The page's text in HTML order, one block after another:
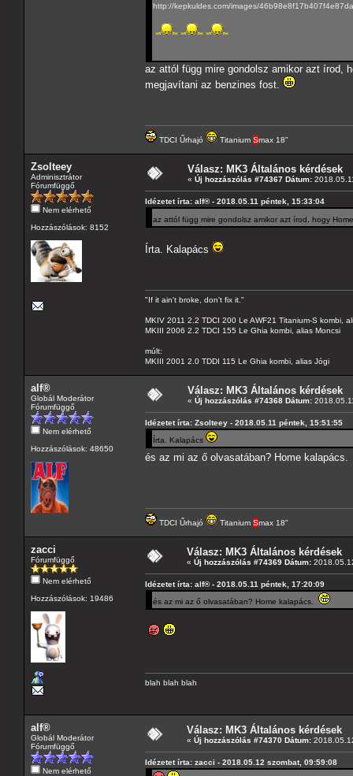
http://kepkuldes.com/images/
az attól függ mire gondolsz amikor azt írod,
megjavítani az benzines fost.
TDCI Űrhajó Titanium Smax 18"
Zsolteey
Adminisztrátor
Fórumfüggő
Nem elérhető
Hozzászólások: 8152
Válasz: MK3 Általános kérdések
« Új hozzászólás #74367 Dátum:
Idézetet írta: alf® - 2018.05.11 péntek, 15:33:04
az attól függ mire gondolsz amikor azt írod, hogy
Írta. Kalapács
"If it ain't broke, don't fix it."
MKIV 2011 2.2 TDCI 200 Le AWF21 Titanium-S kombi,
MKIII 2006 2.2 TDCI 155 Le Ghia kombi, alias Moncsi
múlt:
MKIII 2001 2.0 TDDI 115 Le Ghia kombi, alias Jógi
alf®
Globál Moderátor
Fórumfüggő
Nem elérhető
Hozzászólások: 48650
Válasz: MK3 Általános kérdések
« Új hozzászólás #74368 Dátum:
Idézetet írta: Zsolteey - 2018.05.11 péntek, 15:51:55
Írta. Kalapács
és az mi az ő olvasatában? Home
TDCI Űrhajó Titanium Smax 18"
zacci
Fórumfüggő
Nem elérhető
Hozzászólások: 19486
Válasz: MK3 Általános kérdések
« Új hozzászólás #74369 Dátum:
Idézetet írta: alf® - 2018.05.11 péntek, 17:20:09
és az mi az ő olvasatában? Home kalapács.
blah blah blah
alf®
Globál Moderátor
Fórumfüggő
Nem elérhető
Válasz: MK3 Általános kérdések
« Új hozzászólás #74370 Dátum:
Idézetet írta: zacci - 2018.05.12 szombat, 09:59:08